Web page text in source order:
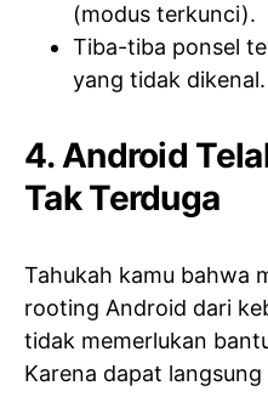
(modus terkunci).
Tiba-tiba ponsel
yang tidak dikenal.
4. Android
Tak Terduga
Tahukah kamu bahwa
rooting Android dari
tidak memerlukan
Karena dapat